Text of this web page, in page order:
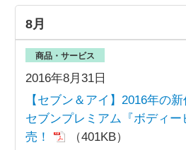
8月
2016年8月31日
商品・サービス
【セブン＆アイ】2016年の
セブンプレミアム『ボディー
売！
（401KB）